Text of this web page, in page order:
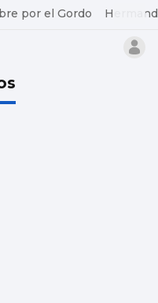
por el Gordo